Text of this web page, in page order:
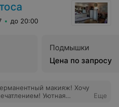
до 20:00
Подмышки
Цена по запросу
макияж! Хочу
Уютная
Еще